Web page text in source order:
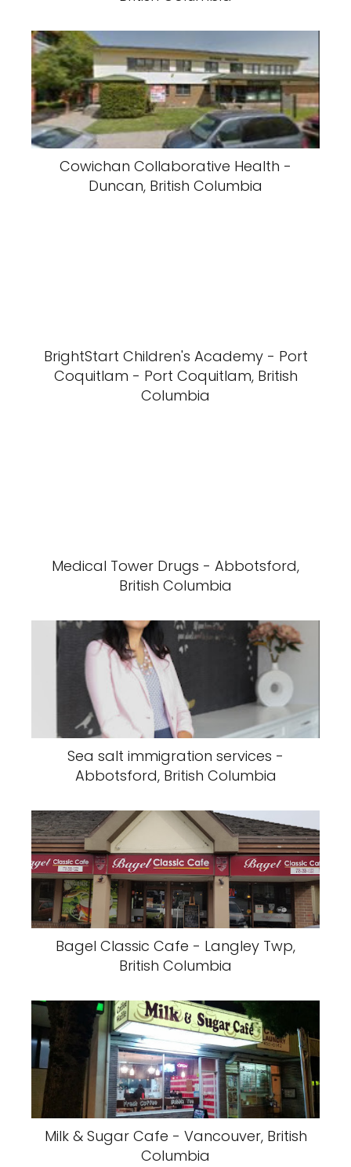
Cowichan Collaborative Health -
Duncan, British Columbia
BrightStart Children's Academy - Port
Coquitlam - Port Coquitlam, British
Columbia
Medical Tower Drugs - Abbotsford,
British Columbia
Sea salt immigration services -
Abbotsford, British Columbia
Bagel Classic Cafe - Langley Twp,
British Columbia
Milk & Sugar Cafe - Vancouver, British
Columbia